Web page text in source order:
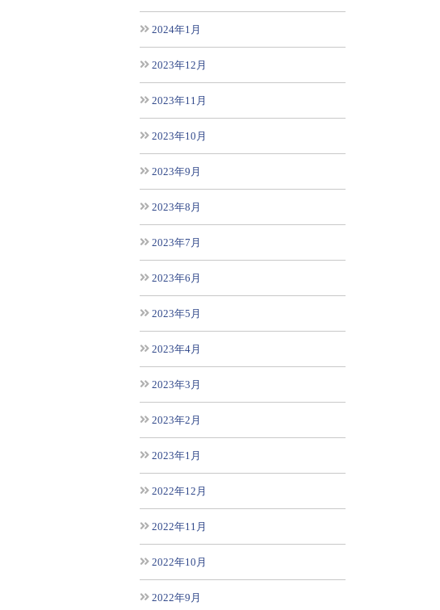
2024年1月
2023年12月
2023年11月
2023年10月
2023年9月
2023年8月
2023年7月
2023年6月
2023年5月
2023年4月
2023年3月
2023年2月
2023年1月
2022年12月
2022年11月
2022年10月
2022年9月